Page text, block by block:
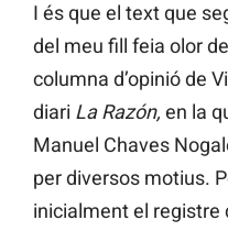
I és que el text que
del meu fill feia olor
columna d’opinió de
diari La Razón, en la
Manuel Chaves
per diversos motius.
inicialment el registre